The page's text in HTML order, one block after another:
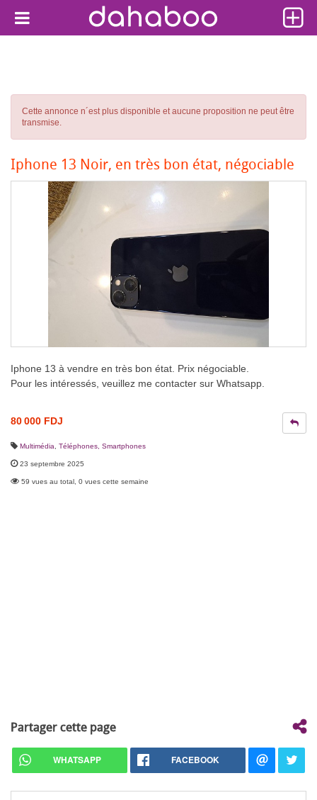
Cette annonce n´est plus disponible et aucune proposition ne peut être
transmise.
Iphone 13 Noir, en très bon état, négociable
Iphone 13 à vendre en très bon état. Prix négociable.
Pour les intéressés, veuillez me contacter sur Whatsapp.
80 000 FDJ
Multimédia Téléphones, Smartphones
23 septembre 2025
59 vues au total, 0 vues cette semaine
Partager cette page
WHATSAPP FACEBOOK